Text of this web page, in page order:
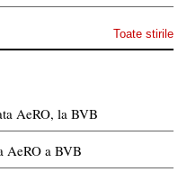
Toate stirile
AeRO, la BVB
AeRO a BVB